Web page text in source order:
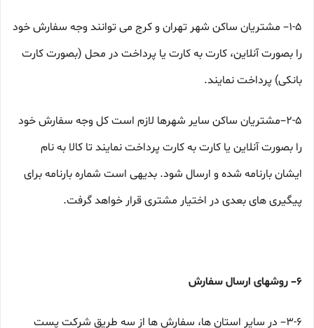
۱-۵– مشتریان ساکن شهر تهران و کرج می توانند وجه سفارش خود
را بصورت آنلاین، کارت به کارت یا پرداخت در محل (بصورت کارت
بانکی) پرداخت نمایند.
۲-۵–مشتریان ساکن سایر شهرها لازم است کل وجه سفارش خود
را بصورت آنلاین یا کارت به کارت پرداخت نمایند تا کالا به نام
ایشان بارنامه شده و ارسال شود. بدیهی است شماره بارنامه برای
پیگیری های بعدی در اختیار مشتری قرار خواهد گرفت.
۶– روشهای ارسال سفارش
۳-۶– در سایر استان ها، سفارش ها از سه طریق شرکت پست